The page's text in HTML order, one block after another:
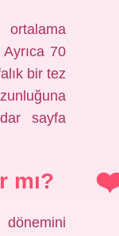
70
bir tez
sayfa
mı?